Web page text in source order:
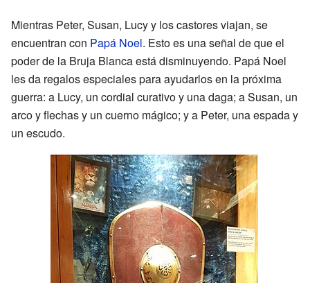
Mientras Peter, Susan, Lucy y los castores viajan, se
encuentran con Papá Noel. Esto es una señal de que el
poder de la Bruja Blanca está disminuyendo. Papá Noel
les da regalos especiales para ayudarlos en la próxima
guerra: a Lucy, un cordial curativo y una daga; a Susan, un
arco y flechas y un cuerno mágico; y a Peter, una espada y
un escudo.